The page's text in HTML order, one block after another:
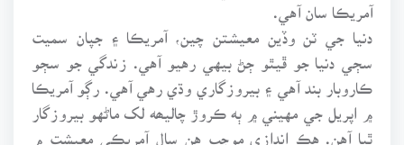
آمريڪا سان آهي.
دنيا جي ٽن وڏين معيشتن چين، آمريڪا ۽ جپان سميت
سڄي دنيا جو ڦيٿو ڄڻ بيهي رهيو آهي. زندگي جو سڄو
ڪاروبار بند آهي ۽ بيروزگاري وڌي رهي آهي. رڳو آمريڪا
۾ اپريل جي مهيني ۾ ٻه ڪروڙ چاليھه لک ماڻهو بيروزگار
ٿيا آهن. هڪ اندازي موجب هن سال آمريڪي معيشت ۾